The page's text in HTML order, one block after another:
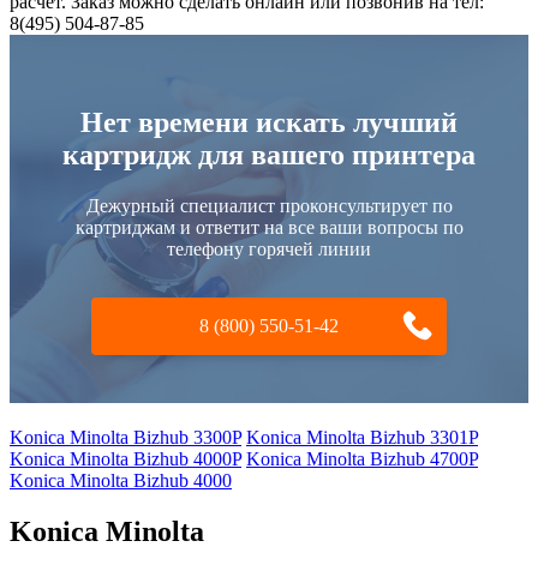
8(495) 504-87-85
Нет времени искать лучший
картридж для вашего принтера
Дежурный специалист проконсультирует по
картриджам и ответит на все ваши вопросы по
телефону горячей линии
8 (800) 550-51-42
Konica Minolta Bizhub 3300P Konica Minolta Bizhub 3301P
Konica Minolta Bizhub 4000P Konica Minolta Bizhub 4700P
Konica Minolta Bizhub 4000
Konica Minolta